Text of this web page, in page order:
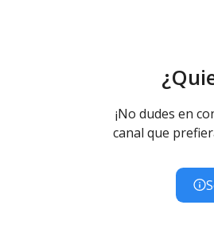
¡No dudes en
canal que